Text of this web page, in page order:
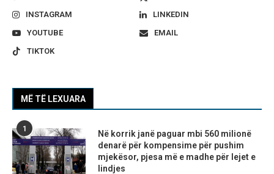
INSTAGRAM
LINKEDIN
YOUTUBE
EMAIL
TIKTOK
MË TË LEXUARA
1
Në korrik janë paguar mbi 560 milionë
denarë për kompensime për pushim
mjekësor, pjesa më e madhe për lejet e
lindjes